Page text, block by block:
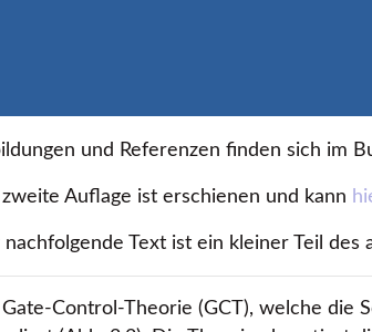
und Referenzen finden sich im
zweite Auflage ist erschienen und kann
nachfolgende Text ist ein kleiner Teil
Gate-Control-Theorie (GCT), welche die